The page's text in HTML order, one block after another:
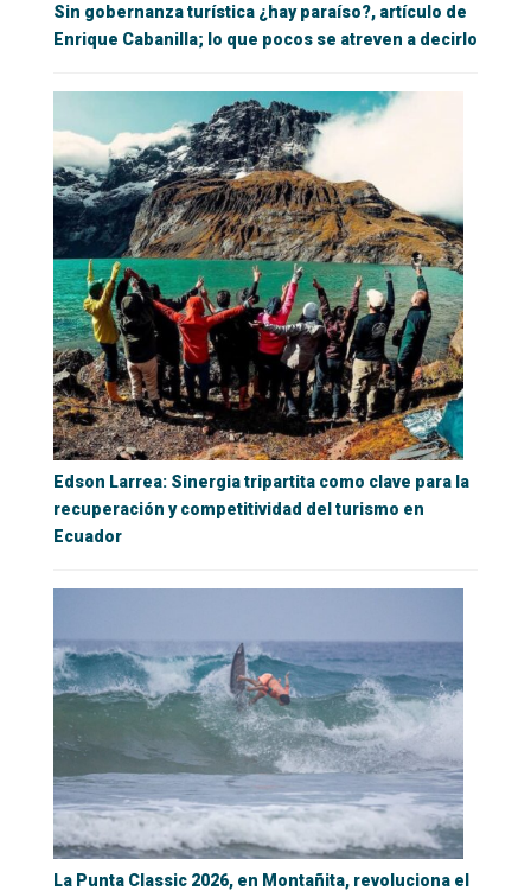
Sin gobernanza turística ¿hay paraíso?, artículo de
Enrique Cabanilla; lo que pocos se atreven a decirlo
Edson Larrea: Sinergia tripartita como clave para la
recuperación y competitividad del turismo en
Ecuador
La Punta Classic 2026, en Montañita, revoluciona el